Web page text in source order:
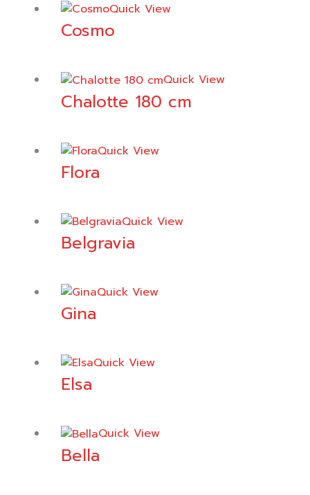
Quick View
Cosmo
Quick View
Chalotte 180 cm
Quick View
Flora
Quick View
Belgravia
Quick View
Gina
Quick View
Elsa
Quick View
Bella